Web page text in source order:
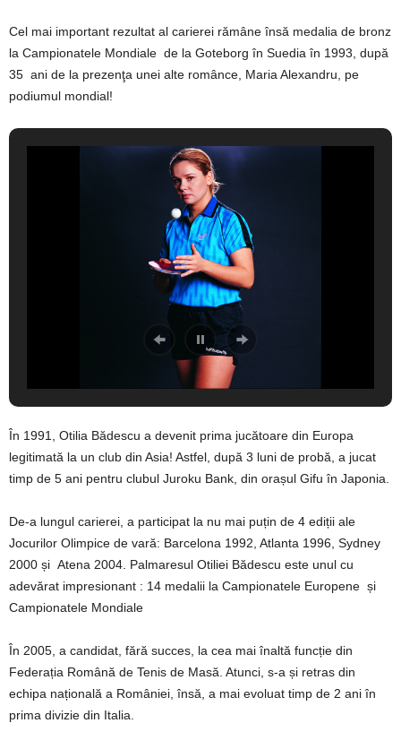
Cel mai important rezultat al carierei rămâne însă medalia de bronz
la Campionatele Mondiale de la Goteborg în Suedia în 1993, după
35 ani de la prezenţa unei alte românce, Maria Alexandru, pe
podiumul mondial!
În 1991, Otilia Bădescu a devenit prima jucătoare din Europa
legitimată la un club din Asia! Astfel, după 3 luni de probă, a jucat
timp de 5 ani pentru clubul Juroku Bank, din orașul Gifu în Japonia.
De-a lungul carierei, a participat la nu mai puțin de 4 ediții ale
Jocurilor Olimpice de vară: Barcelona 1992, Atlanta 1996, Sydney
2000 și Atena 2004. Palmaresul Otiliei Bădescu este unul cu
adevărat impresionant : 14 medalii la Campionatele Europene și
Campionatele Mondiale
În 2005, a candidat, fără succes, la cea mai înaltă funcție din
Federația Română de Tenis de Masă. Atunci, s-a și retras din
echipa națională a României, însă, a mai evoluat timp de 2 ani în
prima divizie din Italia.